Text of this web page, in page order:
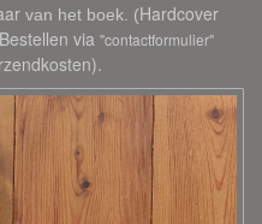
van het boek. (Hardcover
via "contactformulier"